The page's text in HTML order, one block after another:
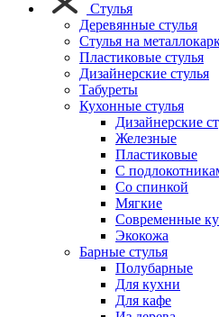
Стулья
Деревянные стулья
Стулья на
Пластиковые стулья
Дизайнерские стулья
Табуреты
Кухонные стулья
Дизайнерские
Железные
Пластиковые
С
Со спинкой
Мягкие
Современные
Экокожа
Барные стулья
Полубарные
Для кухни
Для кафе